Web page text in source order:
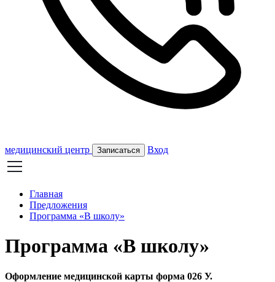
медицинский центр Записаться Вход
Главная
Предложения
Программа «В школу»
Программа «В школу»
Оформление медицинской карты форма 026 У.